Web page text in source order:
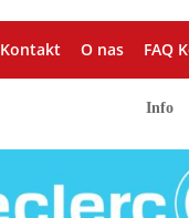
Kontakt O nas FAQ
Info